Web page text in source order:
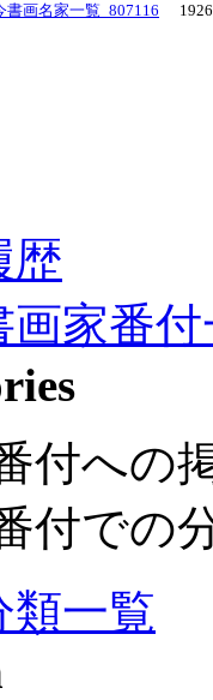
書画名家一覧_807116
歴
画家番付
付への
付での
類一覧